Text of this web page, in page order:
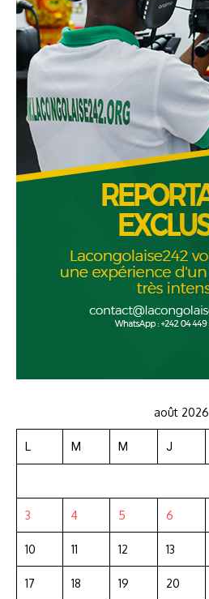
août 2026
L M M J
3 4 5 6
10 11 12 13
17 18 19 20